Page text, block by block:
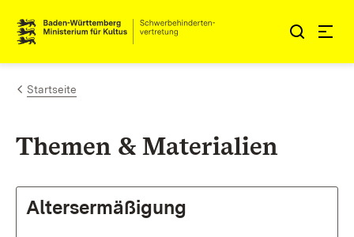
Zum Inhalt springen
Link zur Startseite
Startseite
Themen & Materialien
Altersermäßigung